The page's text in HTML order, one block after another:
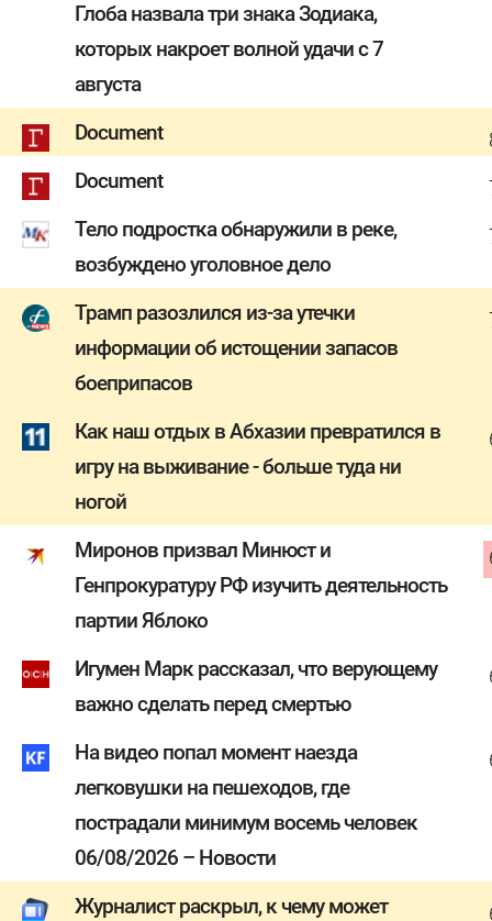
Глоба назвала три знака Зодиака,
которых накроет волной удачи с 7
августа
Document
Document
Тело подростка обнаружили в реке,
возбуждено уголовное дело
Трамп разозлился из-за утечки
информации об истощении запасов
боеприпасов
Как наш отдых в Абхазии превратился в
игру на выживание - больше туда ни
ногой
Миронов призвал Минюст и
Генпрокуратуру РФ изучить деятельность
партии Яблоко
Игумен Марк рассказал, что верующему
важно сделать перед смертью
На видео попал момент наезда
легковушки на пешеходов, где
пострадали минимум восемь человек
06/08/2026 – Новости
Журналист раскрыл, к чему может